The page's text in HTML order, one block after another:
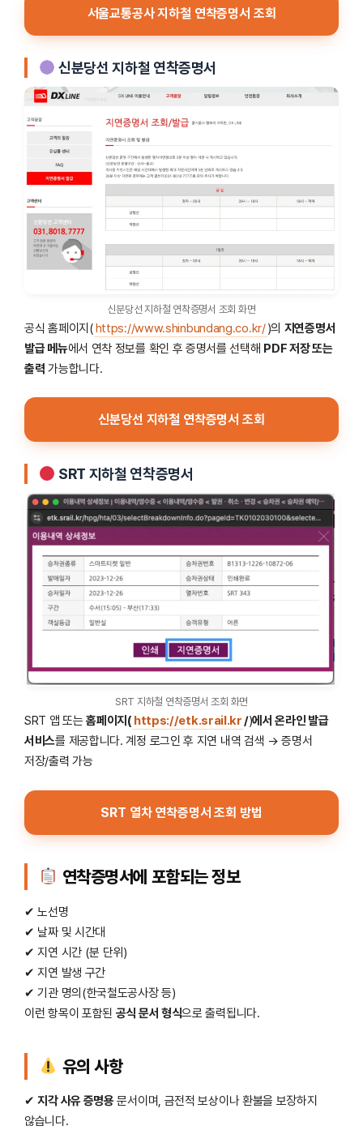
서울교통공사 지하철 연착증명서 조회
신분당선 지하철 연착증명서
신분당선 지하철 연착증명서 조회 화면
공식 홈페이지(https://www.shinbundang.co.kr/)의 지연증명서
발급 메뉴에서 연착 정보를 확인 후 증명서를 선택해 PDF 저장 또는
출력 가능합니다.
신분당선 지하철 연착증명서 조회
SRT 지하철 연착증명서
SRT 지하철 연착증명서 조회 화면
SRT 앱 또는홈페이지( https://etk.srail.kr/)에서 온라인 발급
서비스를 제공합니다. 계정 로그인 후 지연 내역 검색 → 증명서
저장/출력 가능
SRT 열차 연착증명서 조회 방법
연착증명서에 포함되는 정보
✔ 노선명
✔ 날짜 및 시간대
✔ 지연 시간 (분 단위)
✔ 지연 발생 구간
✔ 기관 명의(한국철도공사장 등)
이런 항목이 포함된 공식 문서 형식으로 출력됩니다.
유의 사항
✔지각 사유 증명용문서이며, 금전적 보상이나 환불을 보장하지
않습니다.